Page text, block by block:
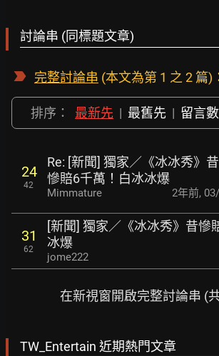
討論串 (同標題文章)
完整討論串 (本文為第 1 之 2 篇)
排序： 最新先 | 最舊先 | 留言數
24
42
Re: [新聞] 獨家／《冰冰秀》昔
慘賠6千萬！白冰冰爆
Mimmature 2年前,
31
62
[新聞] 獨家／《冰冰秀》昔慘
冰爆
jome222
在新視窗開啟完整討論串 (
TW_Entertain 近期熱門文章